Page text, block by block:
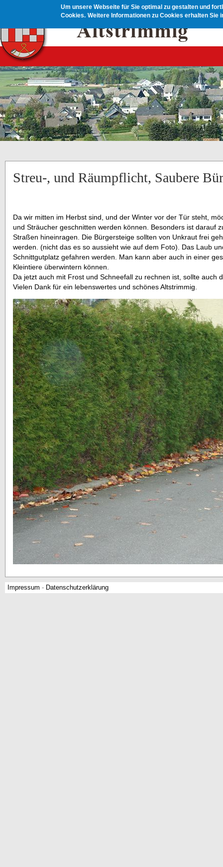
Um unsere Webseite für Sie optimal zu gestalten und
Cookies. Weitere Informationen zu Cookies erhalten Sie
Streu-, und Räumpflicht, Saubere
Da wir mitten im Herbst sind, und der Winter vor der Tür steht,
und Sträucher geschnitten werden können. Besonders ist darauf
Straßen hineinragen. Die Bürgersteige sollten von Unkraut frei
werden. (nicht das es so aussieht wie auf dem Foto). Das Laub
Schnittgutplatz gefahren werden. Man kann aber auch in einer
Kleintiere überwintern können.
Da jetzt auch mit Frost und Schneefall zu rechnen ist, sollte
Vielen Dank für ein lebenswertes und schönes Altstrimmig.
Impressum - Datenschutzerklärung